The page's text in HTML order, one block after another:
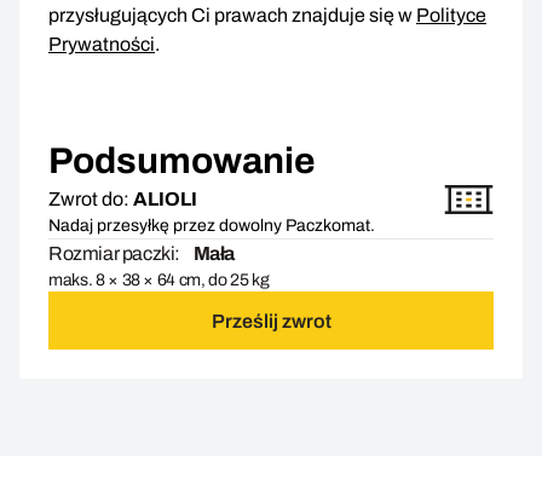
przysługujących Ci prawach znajduje się w Polityce
Prywatności.
Podsumowanie
Zwrot do: ALIOLI
Nadaj przesyłkę przez dowolny Paczkomat.
Rozmiar paczki: Mała
maks. 8 × 38 × 64 cm, do 25 kg
Prześlij zwrot